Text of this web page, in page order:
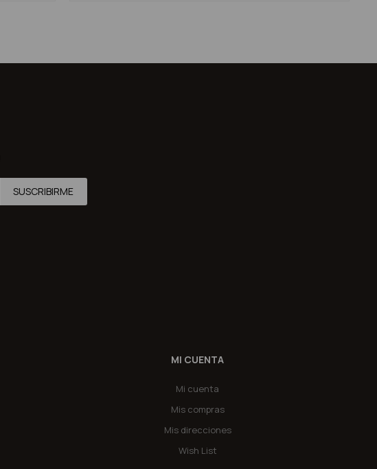
MI CUENTA
Mi cuenta
Mis compras
Mis direcciones
Wish List
SUSCRIBIRME